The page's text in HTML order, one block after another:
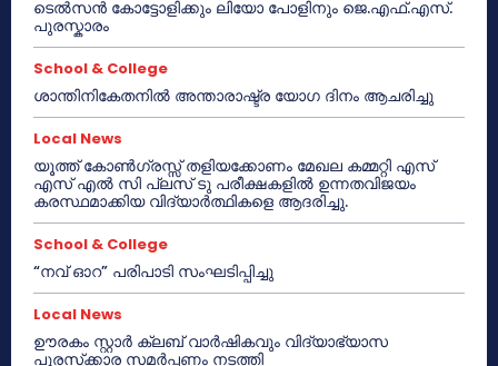
ടെൽസൻ കോട്ടോളിക്കും ലിയോ പോളിനും ജെ.എഫ്.എസ്.
പുരസ്കാരം
School & College
ശാന്തിനികേതനിൽ അന്താരാഷ്ട്ര യോഗ ദിനം ആചരിച്ചു
Local News
യൂത്ത് കോൺഗ്രസ്സ് തളിയക്കോണം മേഖല കമ്മറ്റി എസ്
എസ് എൽ സി പ്ലസ് ടു പരീക്ഷകളിൽ ഉന്നതവിജയം
കരസ്ഥമാക്കിയ വിദ്യാർത്ഥികളെ ആദരിച്ചു.
School & College
“നവ് ഓറ” പരിപാടി സംഘടിപ്പിച്ചു
Local News
ഊരകം സ്റ്റാർ ക്ലബ് വാർഷികവും വിദ്യാഭ്യാസ
പുരസ്‌ക്കാര സമർപ്പണം നടത്തി